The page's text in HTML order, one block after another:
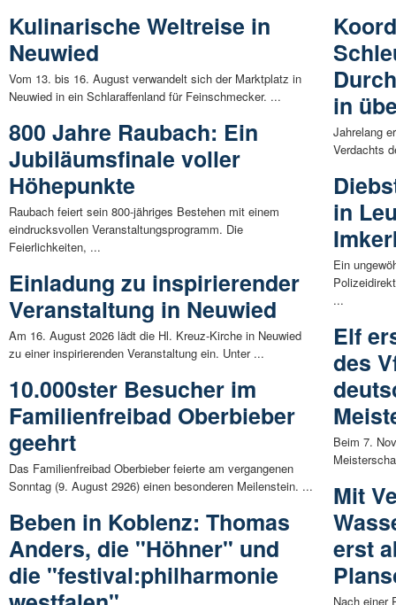
Kulinarische Weltreise in
Neuwied
Vom 13. bis 16. August verwandelt sich der Marktplatz in
Neuwied in ein Schlaraffenland für Feinschmecker. ...
800 Jahre Raubach: Ein
Jubiläumsfinale voller
Höhepunkte
Raubach feiert sein 800-jähriges Bestehen mit einem
eindrucksvollen Veranstaltungsprogramm. Die
Feierlichkeiten, ...
Einladung zu inspirierender
Veranstaltung in Neuwied
Am 16. August 2026 lädt die Hl. Kreuz-Kirche in Neuwied
zu einer inspirierenden Veranstaltung ein. Unter ...
10.000ster Besucher im
Familienfreibad Oberbieber
geehrt
Das Familienfreibad Oberbieber feierte am vergangenen
Sonntag (9. August 2926) einen besonderen Meilenstein. ...
Beben in Koblenz: Thomas
Anders, die "Höhner" und
die "festival:philharmonie
in
Jahrelang
Verdachts
in
Ein
...
Elf
des
Beim 7.
Mit
erst
Nach einer